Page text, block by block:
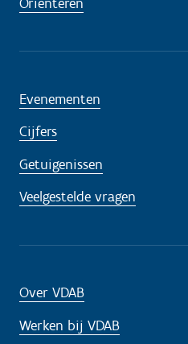
Evenementen
Cijfers
Getuigenissen
Veelgestelde vragen
Over VDAB
Werken bij VDAB